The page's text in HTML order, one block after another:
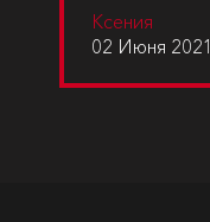
Ксения
02 Июня 2021